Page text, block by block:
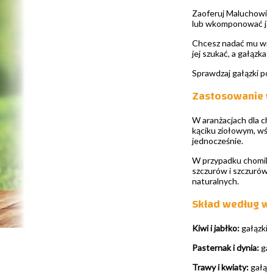
Zaoferuj
lub wkomponować
Chcesz nadać mu
jej szukać, a
Sprawdzaj gałązki
W aranżacjach dla
kąciku ziołowym,
jednocześnie.
W przypadku
szczurów i
naturalnych.
Skład według
Kiwi i jabłko:
Pasternak i dynia:
Trawy i kwiaty: